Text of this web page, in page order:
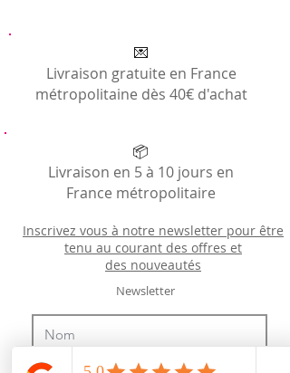
💌
Livraison gratuite en France
métropolitaine dès 40€ d'achat
📦
Livraison en 5 à 10 jours en
France métropolitaire
Inscrivez vous à notre newsletter pour être
tenu au courant des offres et
des nouveautés
Newsletter